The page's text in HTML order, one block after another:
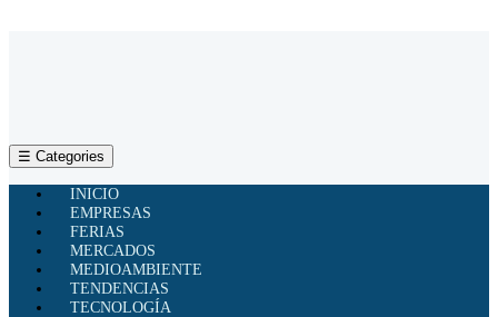
☰ Categories
INICIO
EMPRESAS
FERIAS
MERCADOS
MEDIOAMBIENTE
TENDENCIAS
TECNOLOGÍA